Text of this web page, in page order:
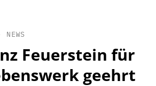
NEWS
Feuerstein für
geehrt